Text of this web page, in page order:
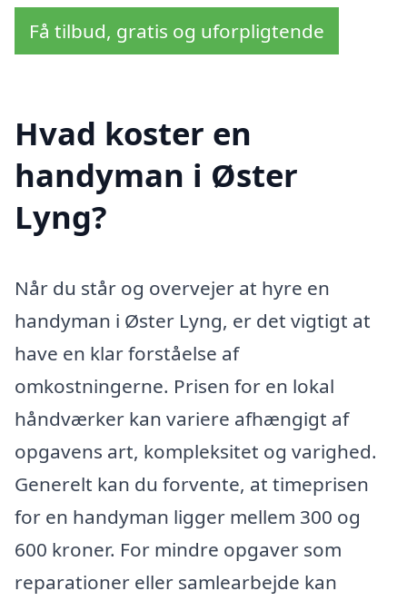
Få tilbud, gratis og uforpligtende
Hvad koster en
handyman i Øster
Lyng?
Når du står og overvejer at hyre en
handyman i Øster Lyng, er det vigtigt at
have en klar forståelse af
omkostningerne. Prisen for en lokal
håndværker kan variere afhængigt af
opgavens art, kompleksitet og varighed.
Generelt kan du forvente, at timeprisen
for en handyman ligger mellem 300 og
600 kroner. For mindre opgaver som
reparationer eller samlearbejde kan